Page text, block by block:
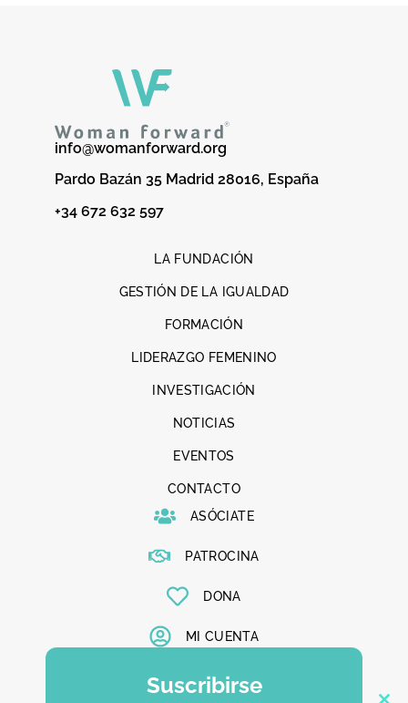
info@womanforward.org
Pardo Bazán 35 Madrid 28016, España
+34 672 632 597
LA FUNDACIÓN
GESTIÓN DE LA IGUALDAD
FORMACIÓN
LIDERAZGO FEMENINO
INVESTIGACIÓN
NOTICIAS
EVENTOS
CONTACTO
ASÓCIATE
PATROCINA
DONA
MI CUENTA
Suscribirse